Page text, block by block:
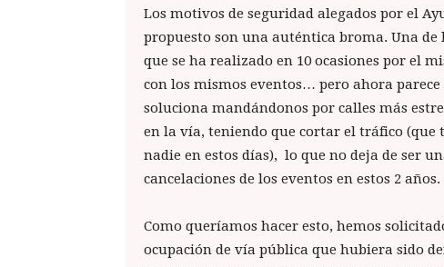
Los motivos de seguridad alegados por el
propuesto son una auténtica broma. Una
que se ha realizado en 10 ocasiones por el
con los mismos eventos… pero ahora
soluciona mandándonos por calles más
en la vía, teniendo que cortar el tráfico (que
nadie en estos días), lo que no deja de ser
cancelaciones de los eventos en estos 2 años.
Como queríamos hacer esto, hemos
ocupación de vía pública que hubiera sido